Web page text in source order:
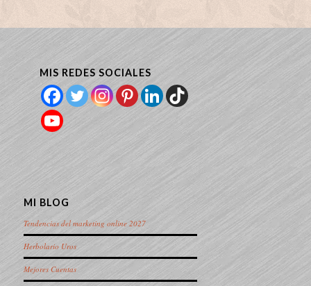
MIS REDES SOCIALES
MI BLOG
Tendencias del marketing online 2027
Herbolario Uros
Mejores Cuentas